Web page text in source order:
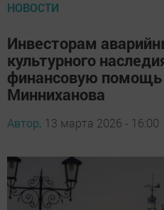
НОВОСТИ
Инвесторам
культурного
финансовую
Минниханова
Автор, 13 марта 2026 - 16:00